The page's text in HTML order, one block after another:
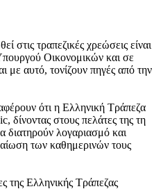
στις τραπεζικές χρεώσεις είναι
Οικονομικών και σε
με αυτό, τονίζουν πηγές από την
ότι η Ελληνική Τράπεζα
δίνοντας στους πελάτες της τη
διατηρούν λογαριασμό και
των καθημερινών τους
της Ελληνικής Τράπεζας